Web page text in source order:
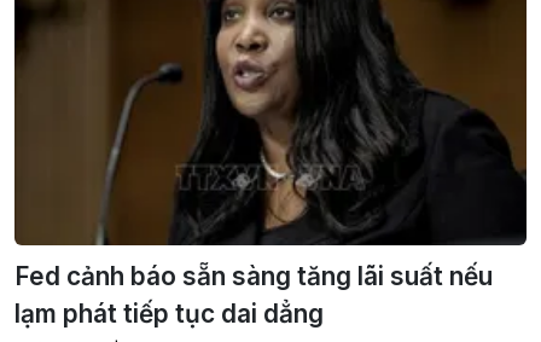
Fed cảnh báo sẵn sàng tăng lãi suất nếu
lạm phát tiếp tục dai dẳng